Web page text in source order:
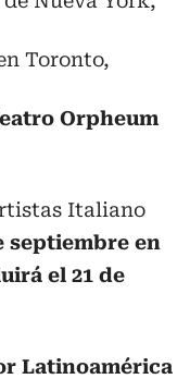
Toronto,
Orpheum
Italiano
septiembre en
el 21 de
Latinoamérica